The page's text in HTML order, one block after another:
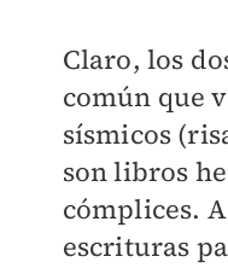
Claro, los
común que
sísmicos
son libros
cómplices.
escrituras